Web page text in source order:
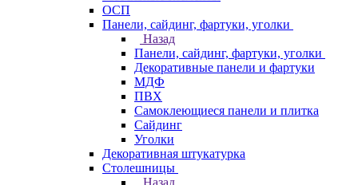
ОСП
Панели, сайдинг, фартуки, уголки
Назад
Панели, сайдинг, фартуки, уголки
Декоративные панели и фартуки
МДФ
ПВХ
Самоклеющиеся панели и плитка
Сайдинг
Уголки
Декоративная штукатурка
Столешницы
Назад